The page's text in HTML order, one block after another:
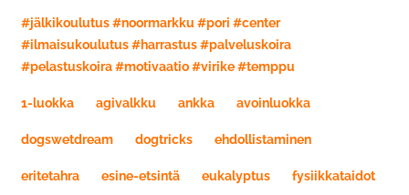
#jälkikoulutus #noormarkku #pori #center
#ilmaisukoulutus #harrastus #palveluskoira
#pelastuskoira #motivaatio #virike #temppu
1-luokka agivalkku ankka avoinluokka
dogswetdream dogtricks ehdollistaminen
eritetahra esine-etsintä eukalyptus fysiikkataidot